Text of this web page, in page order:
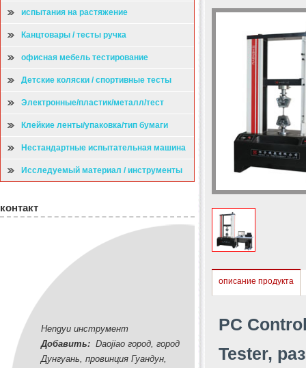
испытания на растяжение
Канцтовары / тесты ручка
офисная мебель тестирование
Детские коляски / спортивные тесты
Электронные/пластик/металл/тест
Клейкие ленты/упаковка/тип бумаги
испытательная машина
Нестандартные испытательная машина
Исследуемый материал / инструменты
контакт
Hengyu инструмент
Добавить: Daojiao город, город
Дунгуань, провинция Гуандун,
описание продукта
PC
Tester,